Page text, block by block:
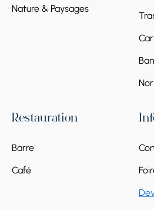
Nature & Paysages
Restauration
Barre
Café